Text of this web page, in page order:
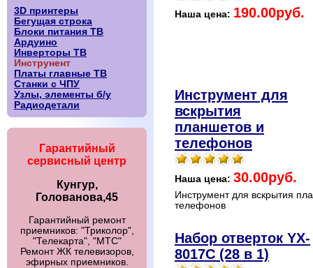
3D принтеры
Бегущая строка
Блоки питания ТВ
Ардуино
Инверторы ТВ
Инструнент
Платы главные ТВ
Станки с ЧПУ
Узлы, элементы б/у
Радиодетали
Гарантийный
сервисный центр
Кунгур,
Голованова,45
Гарантийный ремонт
приемников: "Триколор",
"Телекарта", "МТС"
Ремонт ЖК телевизоров,
эфирных приемников.
Наша цена: 190.00руб.
Инструмент для
вскрытия
планшетов и
телефонов
Наша цена: 30.00руб.
Инструмент для вскрытия
телефонов
Набор отверток YX-
8017C (28 в 1)